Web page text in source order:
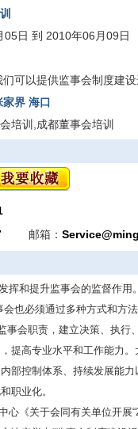
05日 到 2010年06月09日
可以提供监事会制度建
家界 海口
培训,成都董事会培训
邮箱：
挥和提升监事会的监督作
会也必须通过多种方式和方
事会职责，建立决策、执
提高专业水平和工作能力
部控制体系、持续发展能
职业化。
心《关于会同有关单位开展